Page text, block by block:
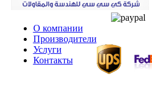
О компании
Производители
Услуги
Контакты